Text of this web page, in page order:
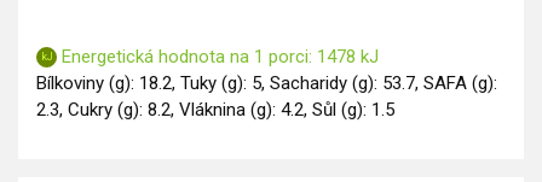
Energetická hodnota na 1 porci: 1478 kJ
Bílkoviny (g): 18.2, Tuky (g): 5, Sacharidy (g): 53.7, SAFA (g):
2.3, Cukry (g): 8.2, Vláknina (g): 4.2, Sůl (g): 1.5